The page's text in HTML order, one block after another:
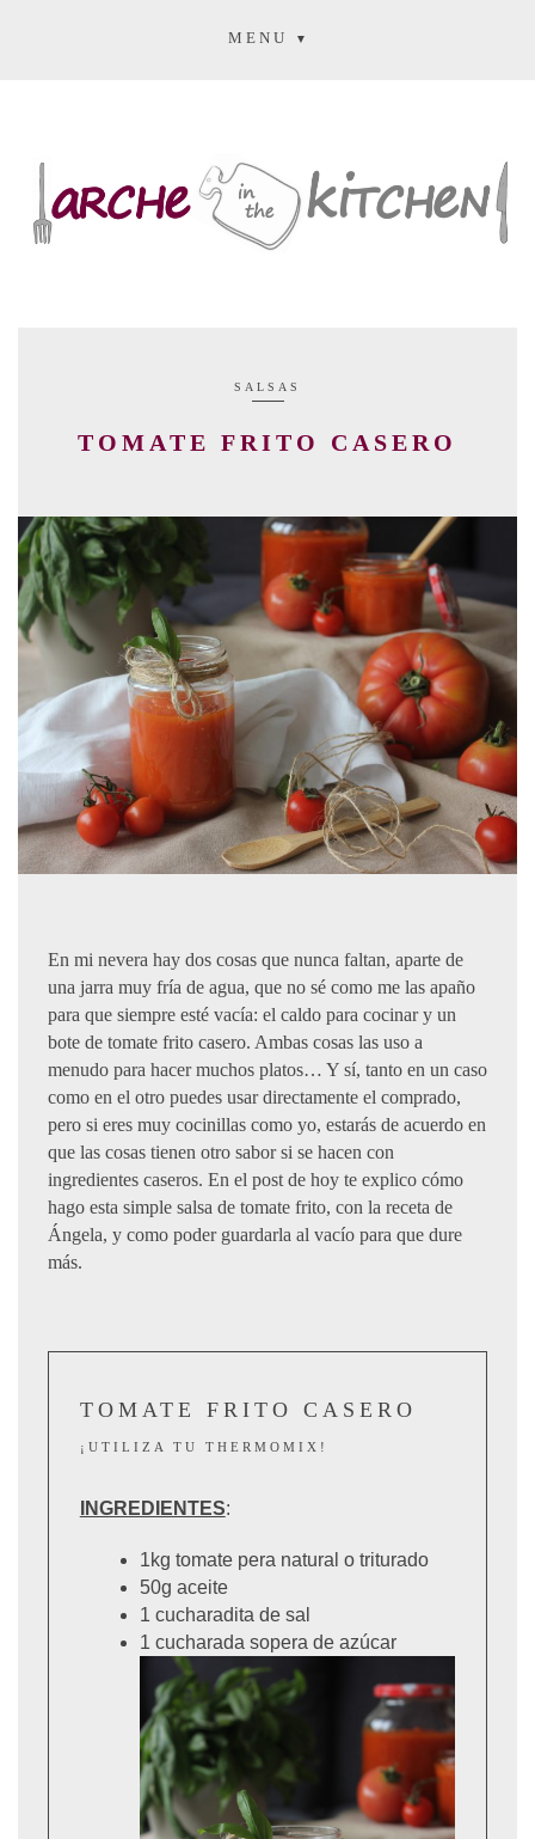
MENU
SALSAS
TOMATE FRITO CASERO
En mi nevera hay dos cosas que nunca faltan, aparte de
una jarra muy fría de agua, que no sé como me las apaño
para que siempre esté vacía: el caldo para cocinar y un
bote de tomate frito casero. Ambas cosas las uso a
menudo para hacer muchos platos… Y sí, tanto en un caso
como en el otro puedes usar directamente el comprado,
pero si eres muy cocinillas como yo, estarás de acuerdo en
que las cosas tienen otro sabor si se hacen con
ingredientes caseros. En el post de hoy te explico cómo
hago esta simple salsa de tomate frito, con la receta de
Ángela, y como poder guardarla al vacío para que dure
más.
TOMATE FRITO CASERO
¡UTILIZA TU THERMOMIX!
INGREDIENTES:
1kg tomate pera natural o triturado
50g aceite
1 cucharadita de sal
1 cucharada sopera de azúcar